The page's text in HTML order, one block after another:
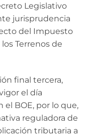
Legislativo
jurisprudencia
del Impuesto
Terrenos de
final tercera,
el día
BOE, por lo que,
reguladora de
tributaria a